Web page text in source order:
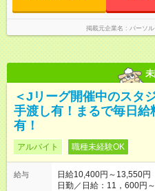
掲載元企業名 パーソ
＜Jリーグ開催中のスタ
手渡し有！まるで毎日給
有！
アルバイト 職種未経験OK
給与
日給10,400円～13,550円
日勤／日給：11，600円～ 夜